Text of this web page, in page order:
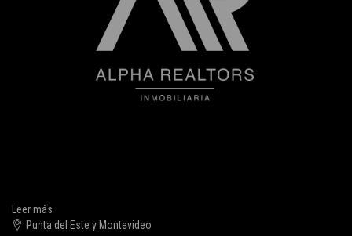
Leer más
Punta del Este y Montevideo